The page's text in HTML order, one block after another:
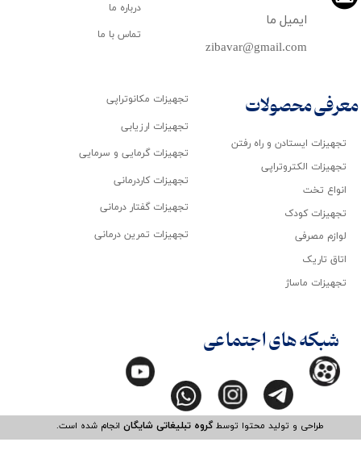
zibavar@gmail.com
ایمیل ما
طراحی و تولید محتوا توسطگروه تبلیغاتی شایگانانجام شده است.​​​​​​​
تجهیزات ایستادن و راه رفتن
تجهیزات الکتروتراپی
انواع تخت
تجهیزات کودک
لوازم مصرفی
اتاق تاریک
تجهیزات ماساژ
درباره ما
تماس با ما
تجهیزات مکانوتراپی
تجهیزات ارزیابی
تجهیزات گرمایی و سرمایی
تجهیزات کاردرمانی
تجهیزات گفتار درمانی
تجهیزات تمرین درمانی
معرفی محصولات
شبکه های اجتماعی